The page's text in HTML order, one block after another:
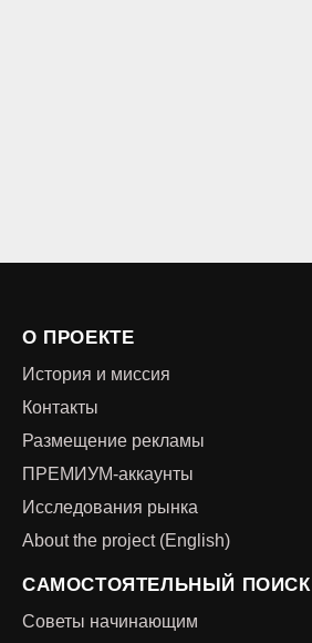
О ПРОЕКТЕ
История и миссия
Контакты
Размещение рекламы
ПРЕМИУМ-аккаунты
Исследования рынка
About the project (English)
САМОСТОЯТЕЛЬНЫЙ ПОИСК
Советы начинающим